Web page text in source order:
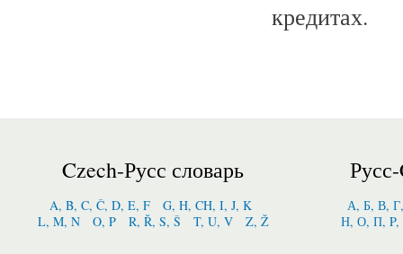
кредитах.
Czech-Русс словарь
A, B, C, Č, D, E, F
G, H, CH, I, J, K
L, M, N
O, P R, Ř, S, Š T, U, V Z, Ž
А, Б, В,
Н, О, П,